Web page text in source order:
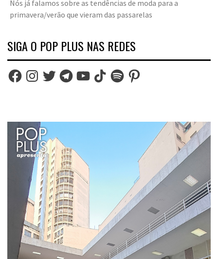
Nós já falamos sobre as tendências de moda para a
primavera/verão que vieram das passarelas
SIGA O POP PLUS NAS REDES
FacebookInstagram
TwitterTelegramYouTubeTikTokSpotifyPinterest